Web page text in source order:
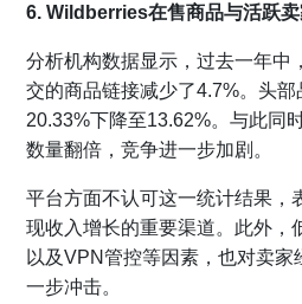
6. Wildberries在售商品与活跃
分析机构数据显示，过去一年中
交的商品链接减少了4.7%。头
20.33%下降至13.62%。与此同
数量翻倍，竞争进一步加剧。
平台方面不认可这一统计结果，
现收入增长的重要渠道。此外，
以及VPN管控等因素，也对卖
一步冲击。